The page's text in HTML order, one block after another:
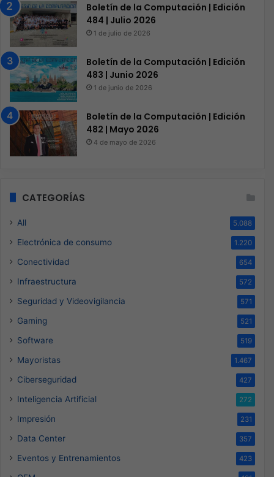
Boletín de la Computación | Edición
484 | Julio 2026
1 de julio de 2026
Boletín de la Computación | Edición
483 | Junio 2026
1 de junio de 2026
Boletín de la Computación | Edición
482 | Mayo 2026
4 de mayo de 2026
CATEGORÍAS
All 5.088
Electrónica de consumo 1.220
Conectividad 654
Infraestructura 572
Seguridad y Videovigilancia 571
Gaming 521
Software 519
Mayoristas 1.467
Ciberseguridad 427
Inteligencia Artificial 272
Impresión 231
Data Center 357
Eventos y Entrenamientos 423